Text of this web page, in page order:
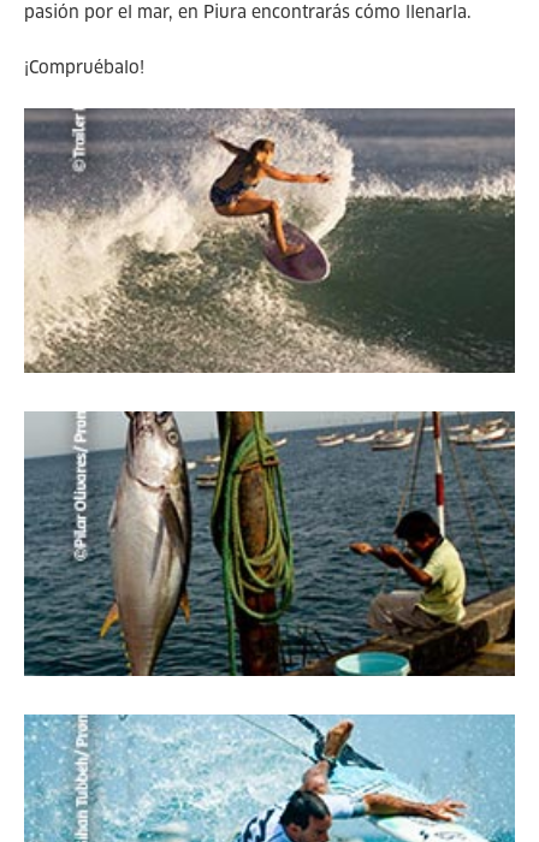
pasión por el mar, en Piura encontrarás cómo llenarla.
¡Compruébalo!